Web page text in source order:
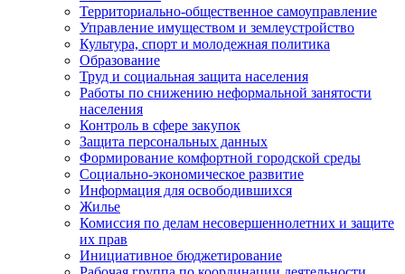
Территориально-общественное самоуправление
Управление имуществом и землеустройство
Культура, спорт и молодежная политика
Образование
Труд и социальная защита населения
Работы по снижению неформальной занятости
населения
Контроль в сфере закупок
Защита персональных данных
Формирование комфортной городской среды
Социально-экономическое развитие
Информация для освободившихся
Жилье
Комиссия по делам несовершеннолетних и защите
их прав
Инициативное бюджетирование